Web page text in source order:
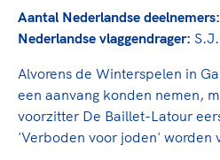
Olympische geschiedenis
Nieuwspagina
Columns
Clubacties
Handboek Wet- en
Opleidingen en trainingen
Olympische Spelen LA28
Paralympische Spelen LA28
Topsportbeleid
Topsportfinanciering
Aantal Nederlandse deelnemers:
Nederlandse vlaggendrager:
Alvorens de Winterspelen in
een aanvang konden nemen,
voorzitter De Baillet-Latour
'Verboden voor joden' worden